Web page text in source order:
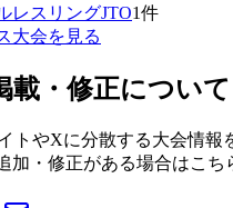
レスリングJTO1件
大会を見る
載・修正について
トやXに分散する大会情報
加・修正がある場合はこち